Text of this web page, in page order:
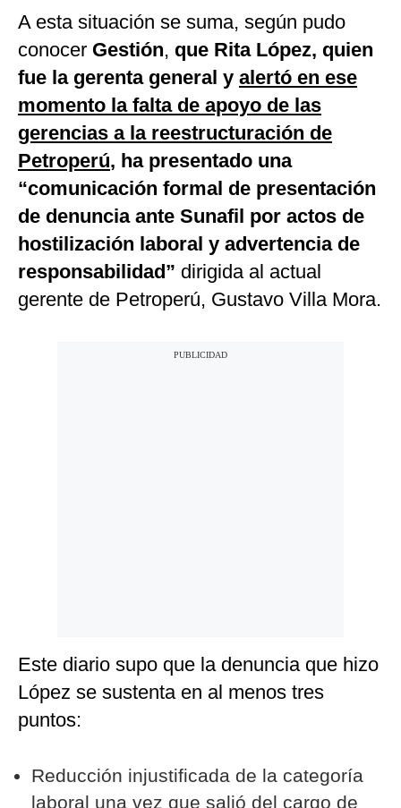
A esta situación se suma, según pudo
conocer Gestión, que Rita López, quien
fue la gerenta general y alertó en ese
momento la falta de apoyo de las
gerencias a la reestructuración de
Petroperú, ha presentado una
“comunicación formal de presentación
de denuncia ante Sunafil por actos de
hostilización laboral y advertencia de
responsabilidad” dirigida al actual
gerente de Petroperú, Gustavo Villa Mora.
Este diario supo que la denuncia que hizo
López se sustenta en al menos tres
puntos:
Reducción injustificada de la categoría
laboral una vez que salió del cargo de